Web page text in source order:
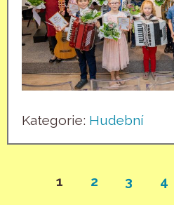
Kategorie: Hudební
1 2 3 4